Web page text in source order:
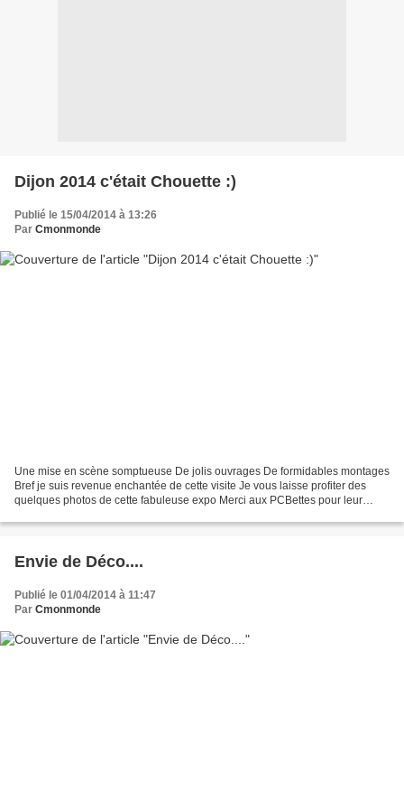
Dijon 2014 c'était Chouette :)
Publié le 15/04/2014 à 13:26
Par Cmonmonde
Une mise en scène somptueuse De jolis ouvrages De formidables montages
Bref je suis revenue enchantée de cette visite Je vous laisse profiter des
quelques photos de cette fabuleuse expo Merci aux PCBettes pour leur
Envie de Déco....
Publié le 01/04/2014 à 11:47
Par Cmonmonde